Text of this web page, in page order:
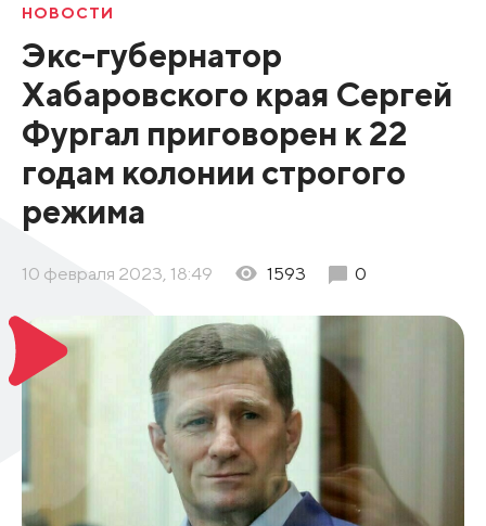
НОВОСТИ
Экс-губернатор
Хабаровского края Сергей
Фургал приговорен к 22
годам колонии строгого
режима
10 февраля 2023, 18:49 1593 0